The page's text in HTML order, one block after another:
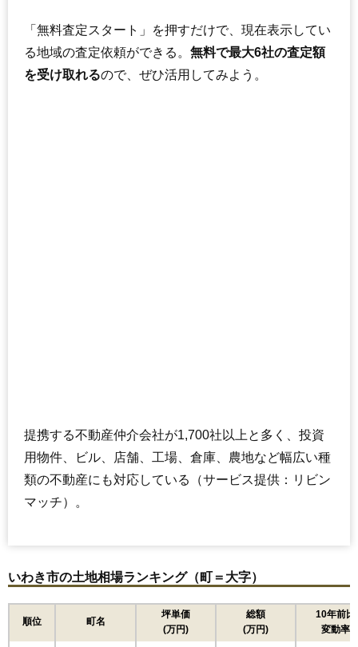
「無料査定スタート」を押すだけで、現在表示してい
る地域の査定依頼ができる。 無料で最大6社の査定額
を受け取れるので、ぜひ活用してみよう。
提携する不動産仲介会社が1,700社以上と多く、投資
用物件、ビル、店舗、工場、倉庫、農地など幅広い種
類の不動産にも対応している（サービス提供：リビン
マッチ）。
いわき市の土地相場ランキング（町＝大字）
順位 町名
坪単価
(万円)
総額
(万円)
10年前比
変動率